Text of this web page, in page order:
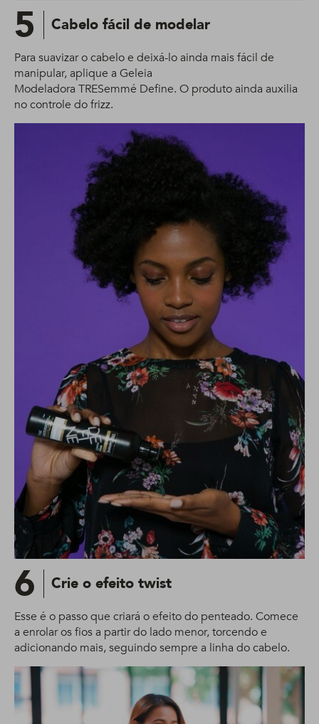
5 Cabelo fácil de modelar
Para suavizar o cabelo e deixá-lo ainda mais fácil de
manipular, aplique a Geleia
Modeladora TRESemmé Define​. O produto ainda auxilia
no controle do frizz.
6 Crie o efeito twist
Esse é o passo que criará o efeito do penteado. Comece
a enrolar os fios a partir do lado menor, torcendo e
adicionando mais, seguindo sempre a linha do cabelo.